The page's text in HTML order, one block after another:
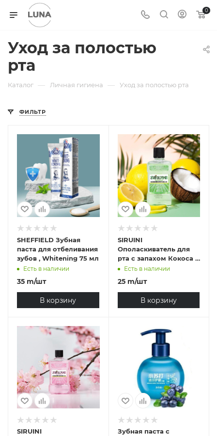
0
Уход за полостью
рта
Каталог — Личная гигиена — Уход за полостью рта
ФИЛЬТР
SHEFFIELD Зубная
паста для отбеливания
зубов , Whitening 75 мл
Есть в наличии
35 m/шт
В корзину
SIRUINI
Oполаскиватель для
рта с запахом Кокоса и
лимона #2119
Есть в наличии
25m/шт
В корзину
SIRUINI
Зубная паста с